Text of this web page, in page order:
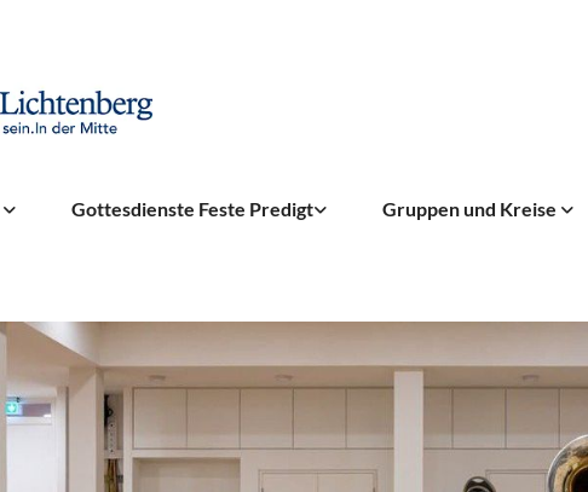
Gottesdienste Feste Predigt Gruppen und Kreise